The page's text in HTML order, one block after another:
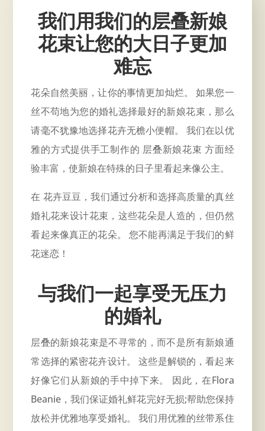
我们用我们的层叠新娘
花束让您的大日子更加
难忘
花朵自然美丽，让你的事情更加灿烂。 如果您一
丝不苟地为您的婚礼选择最好的新娘花束，那么
请毫不犹豫地选择花卉无檐小便帽。 我们在以优
雅的方式提供手工制作的 层叠新娘花束 方面经
验丰富，使新娘在特殊的日子里看起来像公主。
在 花卉豆豆，我们通过分析和选择高质量的真丝
婚礼花来设计花束，这些花朵是人造的，但仍然
看起来像真正的花朵。 您不能再满足于我们的鲜
花迷恋！
与我们一起享受无压力
的婚礼
层叠的新娘花束是不寻常的，而不是所有新娘通
常选择的紧密花卉设计。 这些是解锁的，看起来
好像它们从新娘的手中掉下来。 因此，在Flora
Beanie，我们保证婚礼鲜花完好无损;帮助您保持
放松并优雅地享受婚礼。 我们用优雅的丝带系住